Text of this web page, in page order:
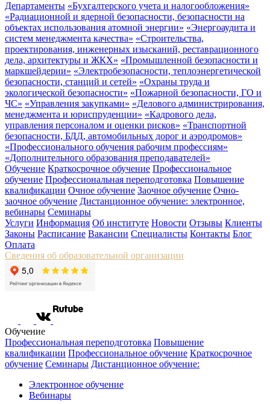
Департаменты «Бухгалтерского учета и налогообложения»
«Радиационной и ядерной безопасности, безопасности на
объектах использования атомной энергии» «Энергоаудита и
систем менеджмента качества» «Строительства,
проектирования, инженерных изысканий, реставрационного
дела, архитектуры и ЖКХ» «Промышленной безопасности и
маркшейдерии» «Электробезопасности, теплоэнергетической
безопасности, станций и сетей» «Охраны труда и
экологической безопасности» «Пожарной безопасности, ГО и
ЧС» «Управления закупками» «Делового администрирования,
менеджмента и юриспруденции» «Кадрового дела,
управления персоналом и оценки рисков» «Транспортной
безопасности, БДД, автомобильных дорог и аэродромов»
«Профессионального обучения рабочим профессиям»
«Дополнительного образования преподавателей»
Обучение Краткосрочное обучение Профессиональное
обучение Профессиональная переподготовка Повышение
квалификации Очное обучение Заочное обучение Очно-
заочное обучение Дистанционное обучение: электронное,
вебинары Семинары
Услуги Информация Об институте Новости Отзывы Клиенты
Законы Расписание Вакансии Специалисты Контакты Блог
Оплата
Сведения об образовательной организации
Обучение
Профессиональная переподготовка Повышение
квалификации Профессиональное обучение Краткосрочное
обучение Семинары Дистанционное обучение:
Электронное обучение
Вебинары